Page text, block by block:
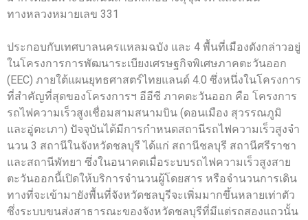
ทางหลวงหมายเลข 331
ประกอบกับเทศบาลนครแหลมฉบัง และ 4 พื้นที่เมืองดังกล่าวอยู่
ในโครงการการพัฒนาระเบียงเศรษฐกิจพิเศษภาคตะวันออก
(EEC) ภายใต้แผนยุทธศาสตร์ไทยแลนด์ 4.0 ซึ่งหนึ่งในโครงการ
ที่สําคัญที่สุดของโครงการฯ อีอีซี ภาคตะวันออก คือ โครงการ
รถไฟความเร็วสูงเชื่อมสามสนามบิน (ดอนเมือง สุวรรณภูมิ
และอู่ตะเภา) ปัจจุบันได้มีการกําหนดสถานีรถไฟความเร็วสูงจํา
นวน 3 สถานีในจังหวัดชลบุรี ได้แก่ สถานีชลบุรี สถานีศรีราชา
และสถานีพัทยา ซึ่งในอนาคตเมื่อระบบรถไฟความเร็วสูงสาย
ตะวันออกนี้เปิดให้บริการจํานวนผู้โดยสาร หรือจํานวนการเดิน
ทางที่จะเข้ามายังพื้นที่จังหวัดชลบุรีจะเพิ่มมากขึ้นหลายเท่าตัว
ซึ่งระบบขนส่งสาธารณะของจังหวัดชลบุรีที่มีแต่รถสองแถวนั้น